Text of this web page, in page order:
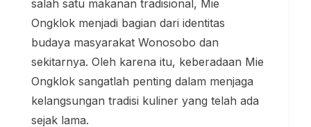
salah satu makanan tradisional, Mie
Ongklok menjadi bagian dari identitas
budaya masyarakat Wonosobo dan
sekitarnya. Oleh karena itu, keberadaan Mie
Ongklok sangatlah penting dalam menjaga
kelangsungan tradisi kuliner yang telah ada
sejak lama.